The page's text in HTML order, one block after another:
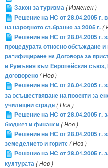
Закон за туризма( Изменен )
Решение на НС от 28.04.2005 г.
на народното събрание за 2005 г.(
Решение на НС от 28.04.2005 г.
процедурата относно обсъждане и
ратифициране на Договора за
и Румъния към Европейския съюз,
договорено( Нов )
Решение на НС от 28.04.2005 г.
за осъществяване на проекти за
училищни сгради( Нов )
Решение на НС от 28.04.2005 г.
бюджет и финанси( Нов )
Решение на НС от 28.04.2005 г.
земеделието и горите( Нов )
Решение на НС от 28.04.2005 г.
културата( Нов )